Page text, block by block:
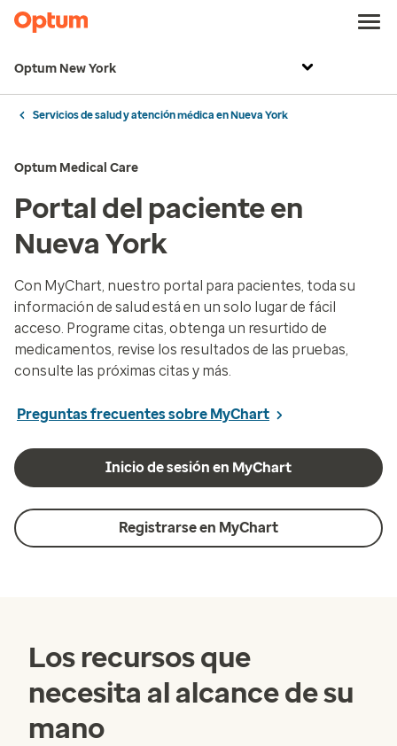
Optum New York
Servicios de salud y atención médica en Nueva York
Optum Medical Care
Portal del paciente en
Nueva York
Con MyChart, nuestro portal para pacientes, toda su
información de salud está en un solo lugar de fácil
acceso. Programe citas, obtenga un resurtido de
medicamentos, revise los resultados de las pruebas,
consulte las próximas citas y más.
Preguntas frecuentes sobre MyChart
Inicio de sesión en MyChart
Registrarse en MyChart
Los recursos que
necesita al alcance de su
mano